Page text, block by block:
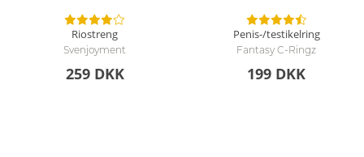
Riostreng
Svenjoyment
259 DKK
Penis-/testikelring
Fantasy C-Ringz
199 DKK